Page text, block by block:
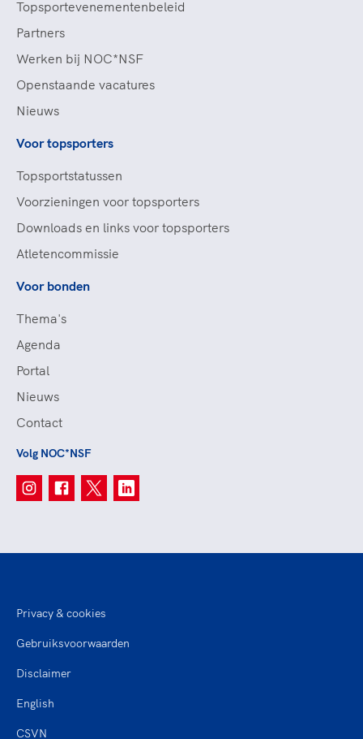
Topsportevenementenbeleid
Partners
Werken bij NOC*NSF
Openstaande vacatures
Nieuws
Voor topsporters
Topsportstatussen
Voorzieningen voor topsporters
Downloads en links voor topsporters
Atletencommissie
Voor bonden
Thema's
Agenda
Portal
Nieuws
Contact
Volg NOC*NSF
Privacy & cookies
Gebruiksvoorwaarden
Disclaimer
English
CSVN